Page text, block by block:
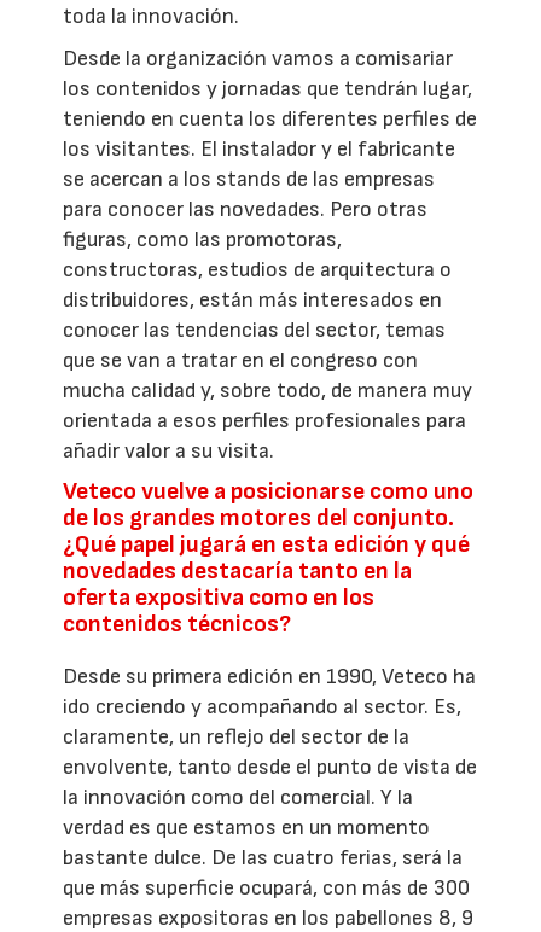
toda la innovación.
Desde la organización vamos a comisariar
los contenidos y jornadas que tendrán lugar,
teniendo en cuenta los diferentes perfiles de
los visitantes. El instalador y el fabricante
se acercan a los stands de las empresas
para conocer las novedades. Pero otras
figuras, como las promotoras,
constructoras, estudios de arquitectura o
distribuidores, están más interesados en
conocer las tendencias del sector, temas
que se van a tratar en el congreso con
mucha calidad y, sobre todo, de manera muy
orientada a esos perfiles profesionales para
añadir valor a su visita.
Veteco vuelve a posicionarse como uno
de los grandes motores del conjunto.
¿Qué papel jugará en esta edición y qué
novedades destacaría tanto en la
oferta expositiva como en los
contenidos técnicos?
Desde su primera edición en 1990, Veteco ha
ido creciendo y acompañando al sector. Es,
claramente, un reflejo del sector de la
envolvente, tanto desde el punto de vista de
la innovación como del comercial. Y la
verdad es que estamos en un momento
bastante dulce. De las cuatro ferias, será la
que más superficie ocupará, con más de 300
empresas expositoras en los pabellones 8, 9